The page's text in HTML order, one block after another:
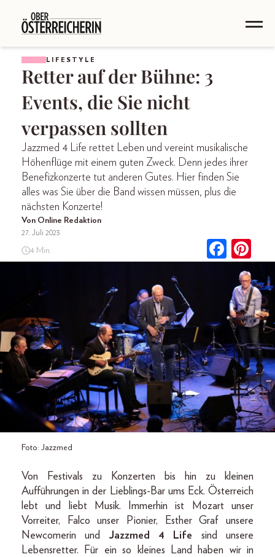
LIFESTYLE
Retter auf der Bühne: 3
Events, die Sie nicht
verpassen sollten
Jazzmed 4 Life rettet Leben und vereint musikalische
Höhenflüge mit einem guten Zweck. Denn jedes ihrer
Benefizkonzerte tut anderen Gutes. Hier finden Sie
alles was Sie über die Band wissen müssen, plus die
nächsten Konzerte!
Von Online Redaktion
27. Juli 2023
4 Min.
Foto: Jazzmed
Von Festivals zu Konzerten bis hin zu kleinen
Aufführungen in der Lieblings-Bar ums Eck. Österreich
lebt und liebt Musik. Immerhin ist Mozart unser
Vorreiter, Falco unser Pionier, Esther Graf unsere
Newcomerin und Jazzmed 4 Life sind unsere
Lebensretter. Für ein so kleines Land haben wir in